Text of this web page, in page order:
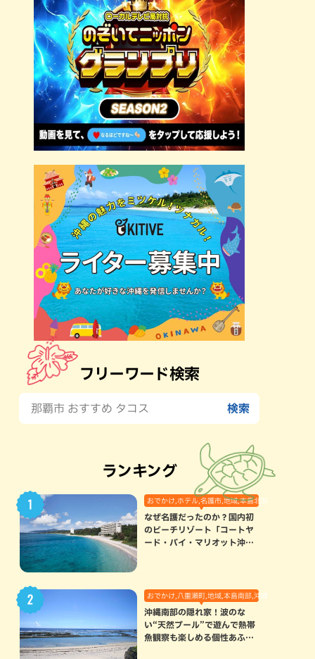
フリーワード検索
ランキング
おでかけ,ホテル,名護市,地域,本島北部
なぜ名護だったのか？国内初
のビーチリゾート「コートヤ
ード・バイ・マリオット沖縄
おでかけ,八重瀬町,地域,本島南部,沖縄の海,自然
沖縄南部の隠れ家！波のな
い“天然プール”で遊んで熱帯
魚観察も楽しめる個性あふれ